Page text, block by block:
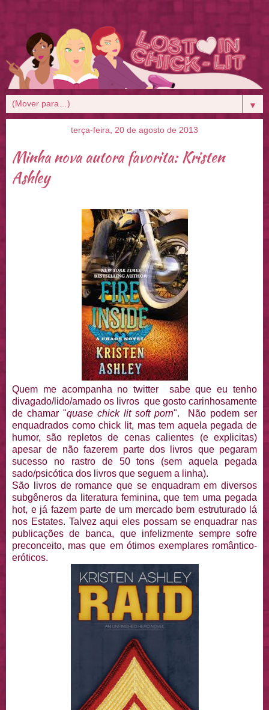
▼
terça-feira, 20 de agosto de 2013
Minha nova autora favorita: Kristen
Ashley
Quem me acompanha no twitter sabe que eu tenho
divagado/lido/amado os livros que gosto carinhosamente
de chamar "quase chick lit soft porn". Não podem ser
enquadrados como chick lit, mas tem aquela pegada de
humor, são repletos de cenas calientes (e explicitas)
apesar de não fazerem parte dos livros que pegaram
sucesso no rastro de 50 tons (sem aquela pegada
sado/psicótica dos livros que seguem a linha).
São livros de romance que se enquadram em diversos
subgêneros da literatura feminina, que tem uma pegada
hot, e já fazem parte de um mercado bem estruturado lá
nos Estates. Talvez aqui eles possam se enquadrar nas
publicações de banca, que infelizmente sempre sofre
preconceito, mas que em ótimos exemplares romântico-
eróticos.